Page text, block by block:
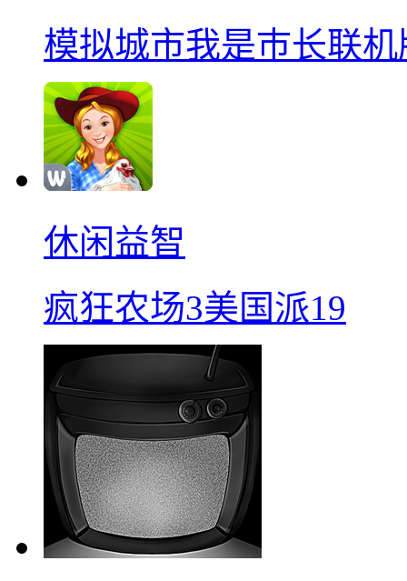
模拟城市我是巿长联机
休闲益智
疯狂农场3美国派19